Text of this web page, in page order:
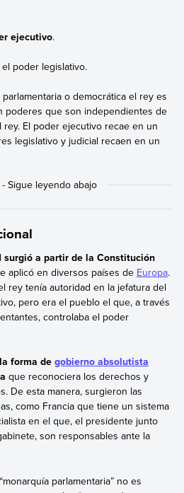
ejecutivo.
poder legislativo.
o democrática el rey es
poderes que son independientes de
El poder ejecutivo recae en un
legislativo y judicial recaen en un
surgió a partir de la Constitución
aplicó en diversos países de Europa.
rey tenía autoridad en la jefatura del
pero era el pueblo el que, a través
controlaba el poder
forma de gobierno absolutista
que reconociera los derechos y
De esta manera, surgieron las
como Francia que tiene un sistema
en el que, el presidente junto
son responsables ante la
parlamentaria” no es